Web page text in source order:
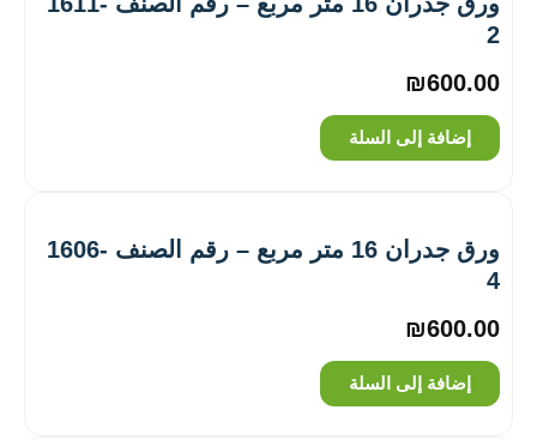
2
₪600.00
إضافة إلى السلة
ورق جدران 16 متر مربع – رقم الصنف ‎1606-
4
₪600.00
إضافة إلى السلة